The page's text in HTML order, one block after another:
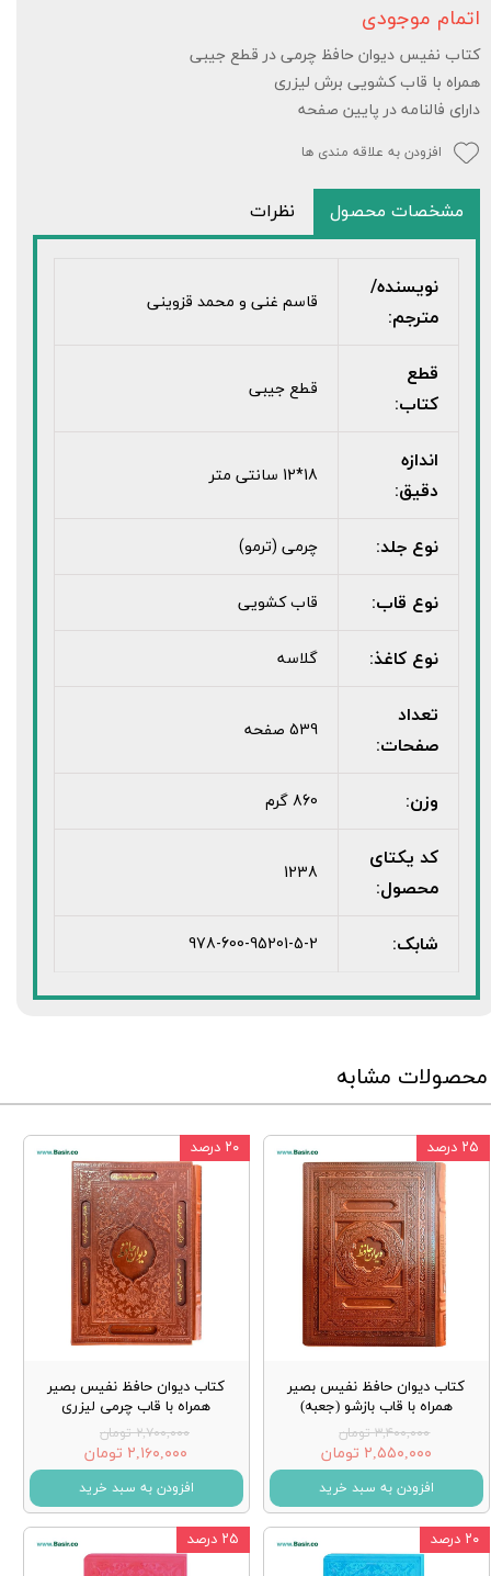
اتمام موجودی
کتاب نفیس دیوان حافظ چرمی در قطع جیبی
همراه با قاب کشویی برش لیزری
دارای فالنامه در پایین صفحه
افزودن به علاقه مندی ها
مشخصات محصول نظرات
نویسنده/
مترجم:
قاسم غنی و محمد قزوینی
قطع
کتاب:
قطع جیبی
اندازه
دقیق:
18*12 سانتی متر
نوع جلد: چرمی (ترمو)
نوع قاب: قاب کشویی
نوع کاغذ: گلاسه
تعداد
صفحات:
539 صفحه
وزن: 860 گرم
کد یکتای
محصول:
1238
شابک: 978-600-95201-5-2
محصولات مشابه
کتاب دیوان حافظ نفیس بصیر
همراه با قاب بازشو (جعبه)
۳,۴۰۰,۰۰۰ تومان
۲,۵۵۰,۰۰۰ تومان
افزودن به سبد خرید
۲۵ درصد
کتاب دیوان حافظ نفیس بصیر
همراه با قاب چرمی لیزری
۲,۷۰۰,۰۰۰ تومان
۲,۱۶۰,۰۰۰ تومان
افزودن به سبد خرید
۲۰ درصد
۲۰ درصد ۲۵ درصد